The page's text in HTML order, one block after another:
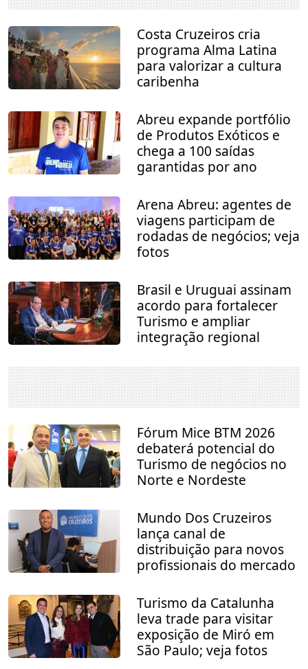
Costa Cruzeiros cria
programa Alma Latina
para valorizar a cultura
caribenha
Abreu expande portfólio
de Produtos Exóticos e
chega a 100 saídas
garantidas por ano
Arena Abreu: agentes de
viagens participam de
rodadas de negócios; veja
fotos
Brasil e Uruguai assinam
acordo para fortalecer
Turismo e ampliar
integração regional
Fórum Mice BTM 2026
debaterá potencial do
Turismo de negócios no
Norte e Nordeste
Mundo Dos Cruzeiros
lança canal de
distribuição para novos
profissionais do mercado
Turismo da Catalunha
leva trade para visitar
exposição de Miró em
São Paulo; veja fotos